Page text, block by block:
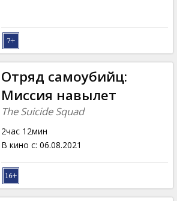
Отряд самоубийц:
Миссия навылет
The Suicide Squad
2час 12мин
В кино с: 06.08.2021